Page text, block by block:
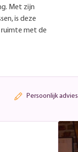
Met zijn
is deze
ruimte met de
Persoonlijk advies